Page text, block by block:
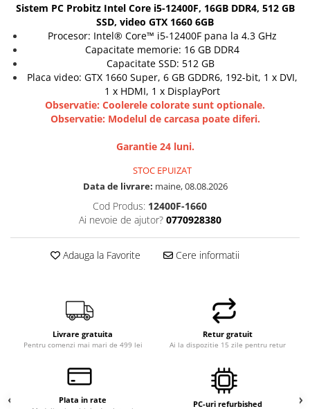
Calculatoare All-in-One NOI
All-in-One REFURBISHED
Calculatoare All-in-One RENEW
Componente All-in-One
Sistem PC Probitz Intel Core i5-12400F, 16GB DDR4, 512 GB
SSD, video GTX 1660 6GB
Procesor: Intel® Core™ i5-12400F pana la 4.3 GHz
Capacitate memorie: 16 GB DDR4
Capacitate SSD: 512 GB
Placa video: GTX 1660 Super, 6 GB GDDR6, 192-bit, 1 x DVI,
1 x HDMI, 1 x DisplayPort
Observatie: Coolerele colorate sunt optionale.
Observatie: Modelul de carcasa poate diferi.
Garantie 24 luni.
STOC EPUIZAT
Data de livrare: maine, 08.08.2026
Cod Produs: 12400F-1660
Ai nevoie de ajutor? 0770928380
Adauga la Favorite Cere informatii
Livrare gratuita
Pentru comenzi mai mari de 499 lei
Retur gratuit
Ai la dispozitie 15 zile pentru retur
Plata in rate PC-uri refurbished